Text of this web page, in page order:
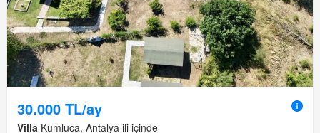
30.000 TL/ay
Villa Kumluca, Antalya ili içinde